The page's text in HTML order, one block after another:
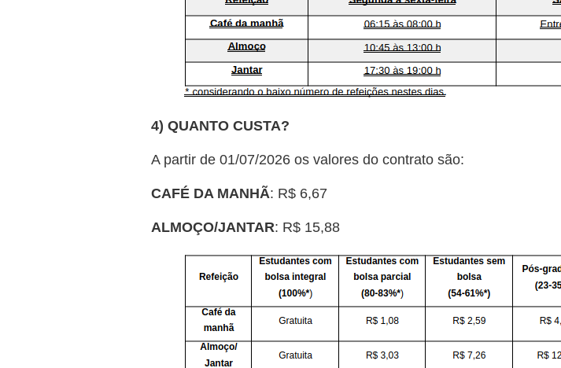
4) QUANTO CUSTA?
A partir de 01/07/2026 os valores do contrato são:
CAFÉ DA MANHÃ: R$ 6,67
ALMOÇO/JANTAR: R$ 15,88